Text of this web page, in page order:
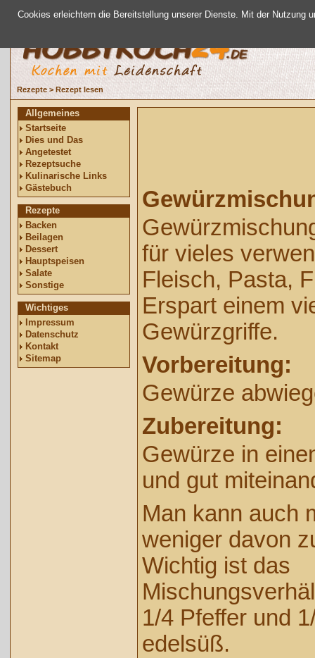
Rezepte > Rezept lesen
Allgemeines
Startseite
Dies und Das
Angetestet
Rezeptsuche
Kulinarische Links
Gästebuch
Rezepte
Backen
Beilagen
Dessert
Hauptspeisen
Salate
Sonstige
Wichtiges
Impressum
Datenschutz
Kontakt
Sitemap
für vieles
Fleisch, Pasta,
Erspart einem
Gewürzgriffe.
Vorbereitung:
Gewürze
Zubereitung:
Gewürze in
und gut
Man kann auch
weniger davon
Wichtig ist das
1/4 Pfeffer und
edelsüß.
Cookies erleichtern die Bereitstellung unserer Dienste. Mit der Nutzung